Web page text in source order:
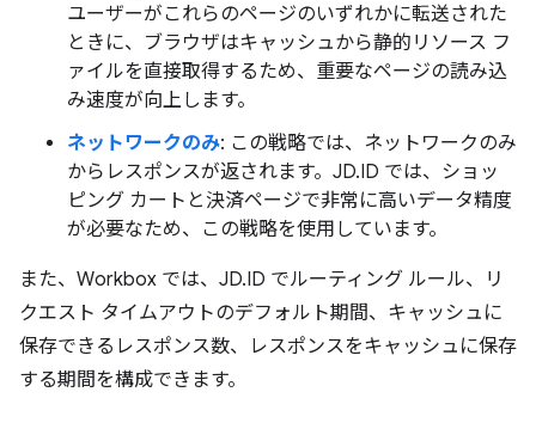
ユーザーがこれらのページのいずれかに転送された
ときに、ブラウザはキャッシュから静的リソース フ
ァイルを直接取得するため、重要なページの読み込
み速度が向上します。
ネットワークのみ: この戦略では、ネットワークのみ
からレスポンスが返されます。JD.ID では、ショッ
ピング カートと決済ページで非常に高いデータ精度
が必要なため、この戦略を使用しています。
また、Workbox では、JD.ID でルーティング ルール、リ
クエスト タイムアウトのデフォルト期間、キャッシュに
保存できるレスポンス数、レスポンスをキャッシュに保存
する期間を構成できます。